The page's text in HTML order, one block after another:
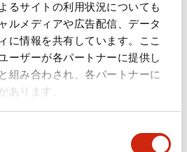
るサイトの利用状況についても
ルメディアや広告配信、データ
に情報を共有しています。ここ
ーザーが各パートナーに提供し
組み合わされ、各パートナーに
あります。
イル
技術文書 その他
形コントロールユニット（日本語）